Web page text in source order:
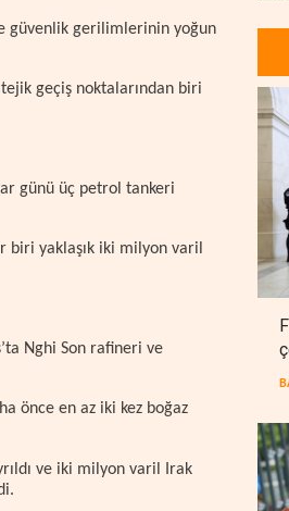
güvenlik gerilimlerinin yoğun
geçiş noktalarından biri
günü üç petrol tankeri
biri yaklaşık iki milyon varil
Nghi Son rafineri ve
önce en az iki kez boğaz
ve iki milyon varil Irak